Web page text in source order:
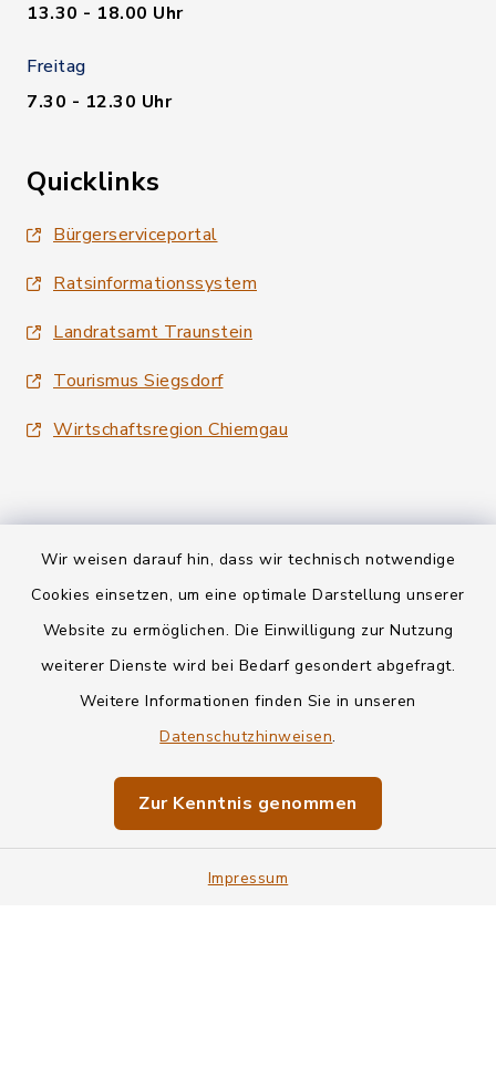
Wir weisen darauf hin, dass wir technisch notwendige
Cookies einsetzen, um eine optimale Darstellung unserer
Website zu ermöglichen. Die Einwilligung zur Nutzung
weiterer Dienste wird bei Bedarf gesondert abgefragt.
Weitere Informationen finden Sie in unseren
Datenschutzhinweisen.
Zur Kenntnis genommen
Impressum
13.30 - 18.00 Uhr
Freitag
7.30 - 12.30 Uhr
Quicklinks
Bürgerserviceportal
Ratsinformationssystem
Landratsamt Traunstein
Tourismus Siegsdorf
Wirtschaftsregion Chiemgau
Kontakt
Informationspflichten
Impressum
Sitemap